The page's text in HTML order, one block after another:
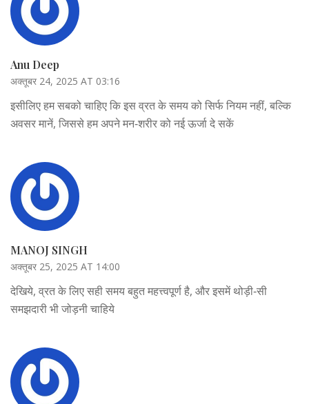
Anu Deep
अक्तूबर 24, 2025 AT 03:16
इसीलिए हम सबको चाहिए कि इस व्रत के समय को सिर्फ नियम नहीं, बल्कि
अवसर मानें, जिससे हम अपने मन‑शरीर को नई ऊर्जा दे सकें
MANOJ SINGH
अक्तूबर 25, 2025 AT 14:00
देखिये, व्रत के लिए सही समय बहुत महत्त्वपूर्ण है, और इसमें थोड़ी‑सी
समझदारी भी जोड़नी चाहिये